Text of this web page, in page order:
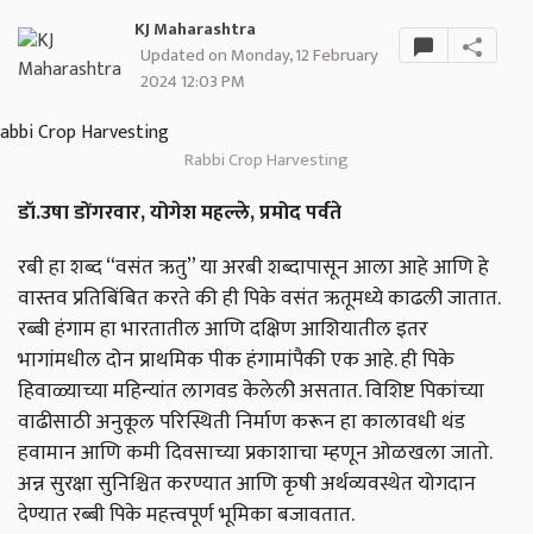
KJ Maharashtra
Updated on Monday, 12 February
2024 12:03 PM
Rabbi Crop Harvesting
डॉ.उषा डोंगरवार, योगेश महल्ले, प्रमोद पर्वते
रबी हा शब्द “वसंत ऋतु” या अरबी शब्दापासून आला आहे आणि हे
वास्तव प्रतिबिंबित करते की ही पिके वसंत ऋतूमध्ये काढली जातात.
रब्बी हंगाम हा भारतातील आणि दक्षिण आशियातील इतर
भागांमधील दोन प्राथमिक पीक हंगामांपैकी एक आहे. ही पिके
हिवाळ्याच्या महिन्यांत लागवड केलेली असतात. विशिष्ट पिकांच्या
वाढीसाठी अनुकूल परिस्थिती निर्माण करून हा कालावधी थंड
हवामान आणि कमी दिवसाच्या प्रकाशाचा म्हणून ओळखला जातो.
अन्न सुरक्षा सुनिश्चित करण्यात आणि कृषी अर्थव्यवस्थेत योगदान
देण्यात रब्बी पिके महत्त्वपूर्ण भूमिका बजावतात.